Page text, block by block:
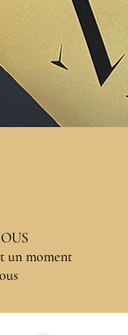
un moment